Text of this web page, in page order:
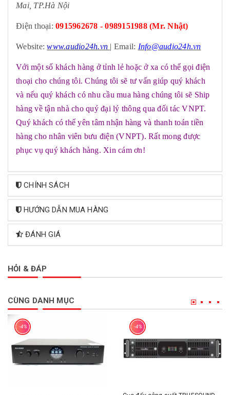
Mai, TP.Hà Nội
Điện thoại: 0915962678 - 0989151988 (Mr. Nhật)
Website:www.audio24h.vn | Email: Info@audio24h.vn
Với một số khách hàng ở tỉnh lẻ hoặc ở xa có thể gọi điện
thoại cho chúng tôi. Chúng tôi sẽ tư vấn giúp quý khách
và nếu quý khách có nhu cầu mua hàng chúng tôi sẽ Ship
hàng về tận nhà cho quý đại lý thông qua đối tác VNPT.
Quý khách có thể yên tâm nhận hàng và thanh toán tiền
hàng cho nhân viên bưu điện (VNPT). Rất mong được
phục vụ quý khách hàng. Xin cám ơn!
CHÍNH SÁCH
HƯỚNG DẪN MUA HÀNG
ĐÁNH GIÁ
HỎI & ĐÁP
CÙNG DANH MỤC
-4% -4%